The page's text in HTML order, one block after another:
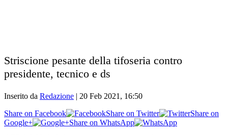
Striscione pesante della tifoseria contro
presidente, tecnico e ds
Inserito da Redazione | 20 Feb 2021, 16:50
Share on Facebook
Share on Twitter
Share on
Google+
Share on WhatsApp